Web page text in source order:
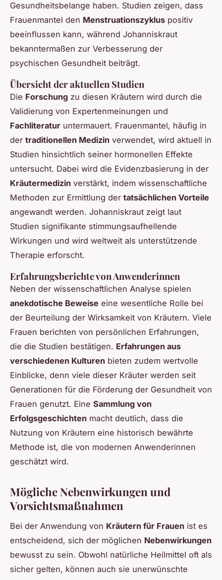
Gesundheitsbelange haben. Studien zeigen, dass
Frauenmantel den Menstruationszyklus positiv
beeinflussen kann, während Johanniskraut
bekanntermaßen zur Verbesserung der
psychischen Gesundheit beiträgt.
Übersicht der aktuellen Studien
Die Forschung zu diesen Kräutern wird durch die
Validierung von Expertenmeinungen und
Fachliteratur untermauert. Frauenmantel, häufig in
der traditionellen Medizin verwendet, wird aktuell in
Studien hinsichtlich seiner hormonellen Effekte
untersucht. Dabei wird die Evidenzbasierung in der
Kräutermedizin verstärkt, indem wissenschaftliche
Methoden zur Ermittlung der tatsächlichen Vorteile
angewandt werden. Johanniskraut zeigt laut
Studien signifikante stimmungsaufhellende
Wirkungen und wird weltweit als unterstützende
Therapie erforscht.
Erfahrungsberichte von Anwenderinnen
Neben der wissenschaftlichen Analyse spielen
anekdotische Beweise eine wesentliche Rolle bei
der Beurteilung der Wirksamkeit von Kräutern. Viele
Frauen berichten von persönlichen Erfahrungen,
die die Studien bestätigen. Erfahrungen aus
verschiedenen Kulturen bieten zudem wertvolle
Einblicke, denn viele dieser Kräuter werden seit
Generationen für die Förderung der Gesundheit von
Frauen genutzt. Eine Sammlung von
Erfolgsgeschichten macht deutlich, dass die
Nutzung von Kräutern eine historisch bewährte
Methode ist, die von modernen Anwenderinnen
geschätzt wird.
Mögliche Nebenwirkungen und
Vorsichtsmaßnahmen
Bei der Anwendung von Kräutern für Frauen ist es
entscheidend, sich der möglichen Nebenwirkungen
bewusst zu sein. Obwohl natürliche Heilmittel oft als
sicher gelten, können auch sie unerwünschte